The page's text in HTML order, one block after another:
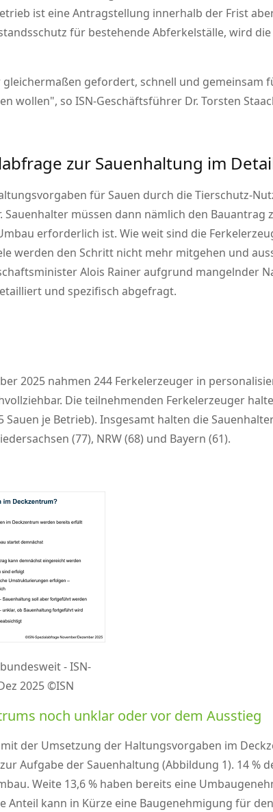
ist eine Antragstellung innerhalb der Frist
für bestehende Abferkelställe, wird
gefordert, schnell und gemeinsam
wollen , so ISN-Geschäftsführer Dr. Torsten
zur Sauenhaltung im
für Sauen durch die Tierschutz-
müssen dann nämlich den
erforderlich ist. Wie weit sind die
werden den Schritt nicht mehr mitgehen und
Alois Rainer aufgrund mangelnder
und spezifisch abgefragt.
2025 nahmen 244 Ferkelerzeuger in
Die teilnehmenden Ferkelerzeuger
je Betrieb). Insgesamt halten die
(77), NRW (68) und Bayern (61).
- ISN-
2025 ©ISN
noch unklar oder vor dem Ausstieg
der Umsetzung der Haltungsvorgaben im
Aufgabe der Sauenhaltung (Abbildung 1). 14 %
Weite 13,6 % haben bereits eine
Anteil kann in Kürze eine Baugenehmigung für